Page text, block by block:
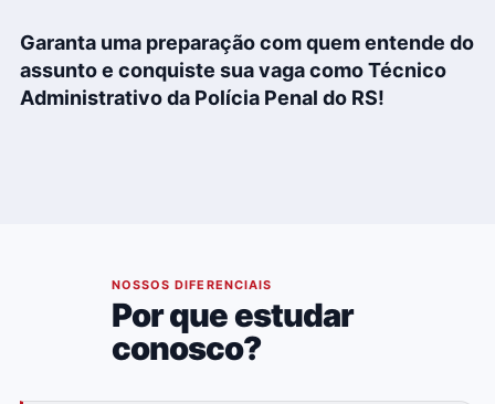
Garanta uma preparação com quem entende do
assunto e conquiste sua vaga comoTécnico
Administrativo da Polícia Penal do RS!
NOSSOS DIFERENCIAIS
Por que estudar
conosco?